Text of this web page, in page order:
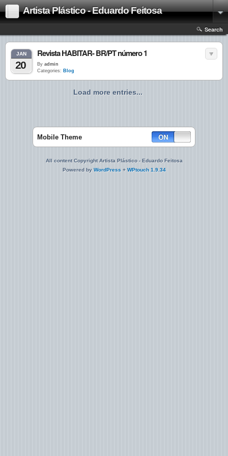
Artista Plástico - Eduardo Feitosa
Search
JAN
20
Revista HABITAR- BR/PT número 1
By admin
Categories: Blog
Load more entries...
Mobile Theme
All content Copyright Artista Plástico - Eduardo Feitosa
Powered by WordPress + WPtouch 1.9.34